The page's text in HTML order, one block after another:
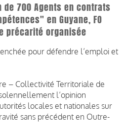
700 Agents en contrats
en Guyane, FO
précarité organisée
pour défendre l’emploi et
– Collectivité Territoriale de
l’opinion
locales et nationales sur
sans précédent en Outre-